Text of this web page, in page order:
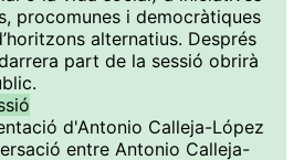
procomunes i democràtiques
alternatius. Després
part de la sessió obrirà
d'Antonio Calleja-López
entre Antonio Calleja-